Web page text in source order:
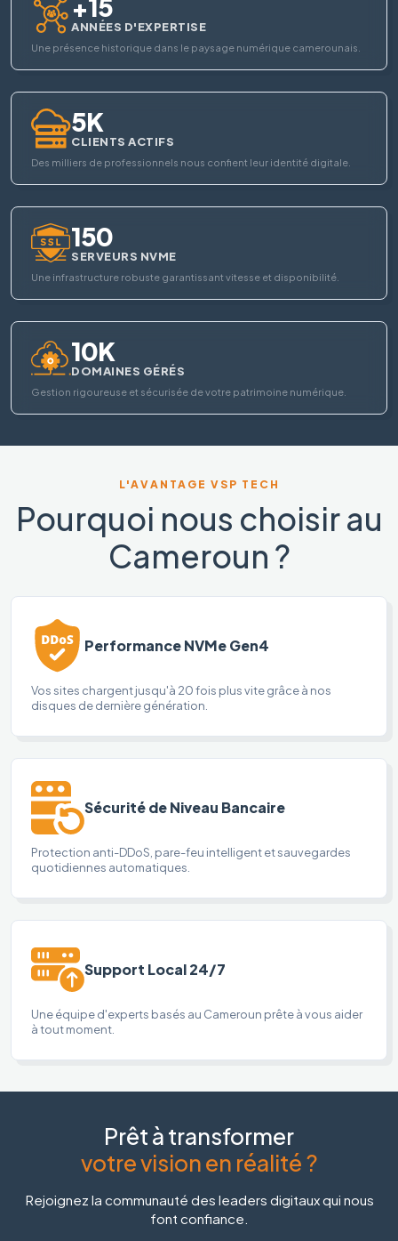
ANNÉES D'EXPERTISE
Une présence historique dans le paysage numérique camerounais.
5K
CLIENTS ACTIFS
Des milliers de professionnels nous confient leur identité digitale.
150
SERVEURS NVME
Une infrastructure robuste garantissant vitesse et disponibilité.
10K
DOMAINES GÉRÉS
Gestion rigoureuse et sécurisée de votre patrimoine numérique.
L'AVANTAGE VSP TECH
Pourquoi nous choisir au
Cameroun ?
Performance NVMe Gen4
Vos sites chargent jusqu'à 20 fois plus vite grâce à nos
disques de dernière génération.
Sécurité de Niveau Bancaire
Protection anti-DDoS, pare-feu intelligent et sauvegardes
quotidiennes automatiques.
Support Local 24/7
Une équipe d'experts basés au Cameroun prête à vous aider
à tout moment.
Prêt à transformer
votre vision en réalité ?
Rejoignez la communauté des leaders digitaux qui nous
font confiance.